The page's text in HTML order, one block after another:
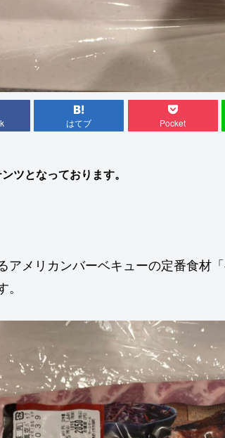
はてブ Pocket
ツとなっております。
アメリカンバーベキューの定番食材